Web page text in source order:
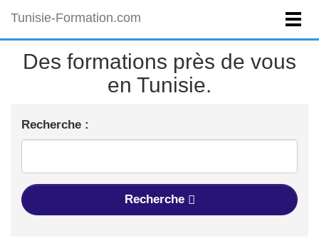
Tunisie-Formation.com
Des formations près de vous
en Tunisie.
Recherche :
Recherche